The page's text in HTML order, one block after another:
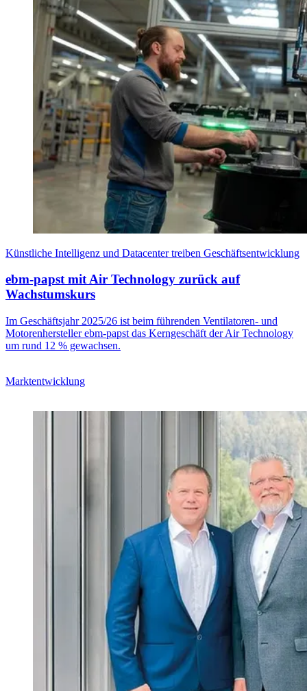
Künstliche Intelligenz und Datacenter treiben Geschäftsentwicklung
ebm-papst mit Air Technology zurück auf
Wachstumskurs
Im Geschäftsjahr 2025/26 ist beim führenden Ventilatoren- und
Motorenhersteller ebm-papst das Kerngeschäft der Air Technology
um rund 12 % gewachsen.
Marktentwicklung